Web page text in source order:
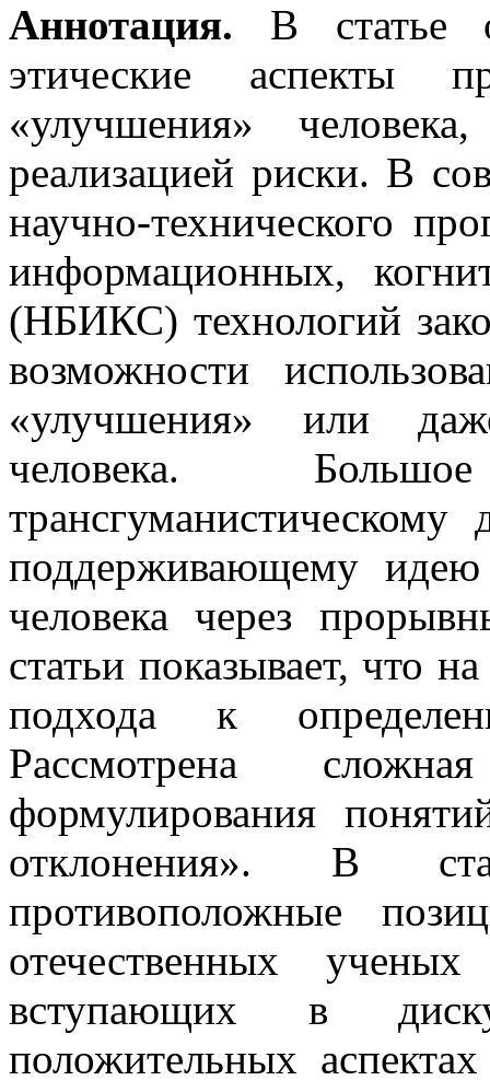
Аннотация. В статье
этические аспекты
«улучшения»
реализацией риски. В
научно-технического
информационных,
(НБИКС) технологий
возможности
«улучшения» или
человека.
поддерживающему
человека через
статьи показывает, что
подхода к
Рассмотрена
формулирования
отклонения». В
противоположные
отечественных
вступающих в
положительных